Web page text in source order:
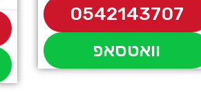
0542143707
וואטסאפ